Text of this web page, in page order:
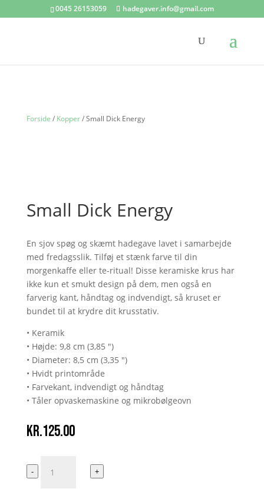
0045 26153059 hadegaver.info@gmail.com
Forside / Kopper/ Small Dick Energy
Small Dick Energy
En sjov spøg og skæmt hadegave lavet i samarbejde
med fredagsslik. Tilføj et stænk farve til din
morgenkaffe eller te-ritual! Disse keramiske krus har
ikke kun et smukt design på dem, men også en
farverig kant, håndtag og indvendigt, så kruset er
bundet til at krydre dit krusstativ.
• Keramik
• Højde: 9,8 cm (3,85 ")
• Diameter: 8,5 cm (3,35 ")
• Hvidt printområde
• Farvekant, indvendigt og håndtag
• Tåler opvaskemaskine og mikrobølgeovn
kr.125.00
Small
Dick
- +